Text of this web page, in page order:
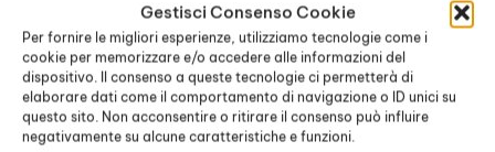
Gestisci Consenso Cookie
Per fornire le migliori esperienze, utilizziamo tecnologie come i
cookie per memorizzare e/o accedere alle informazioni del
dispositivo. Il consenso a queste tecnologie ci permetterà di
elaborare dati come il comportamento di navigazione o ID unici su
questo sito. Non acconsentire o ritirare il consenso può influire
negativamente su alcune caratteristiche e funzioni.
Seveso
Comprare Rolex Datejust Prezzi Milano
Seveso
Comprare Un Rolex Datejust Prezzi Milano
Seveso